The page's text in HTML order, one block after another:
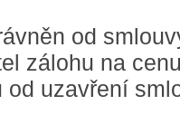
od
zálohu na
od uzavření